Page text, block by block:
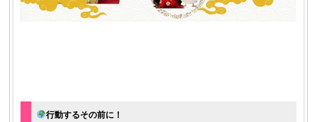
行動するその前に！